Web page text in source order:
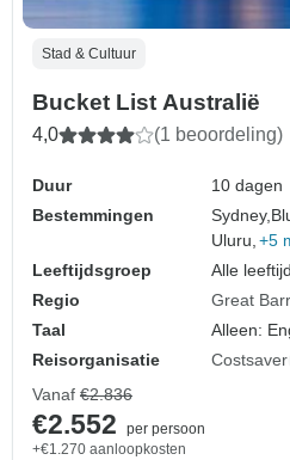
Stad & Cultuur
Bucket List Australië
4,0 (1 beoordeling)
Duur
10 dagen
Bestemmingen
Sydney,
Uluru, +5
Leeftijdsgroep
Alle
Regio
Great
Taal
Alleen:
Reisorganisatie
Costsaver
Vanaf €2.836
€2.552
per persoon
+€1.270 aanloopkosten